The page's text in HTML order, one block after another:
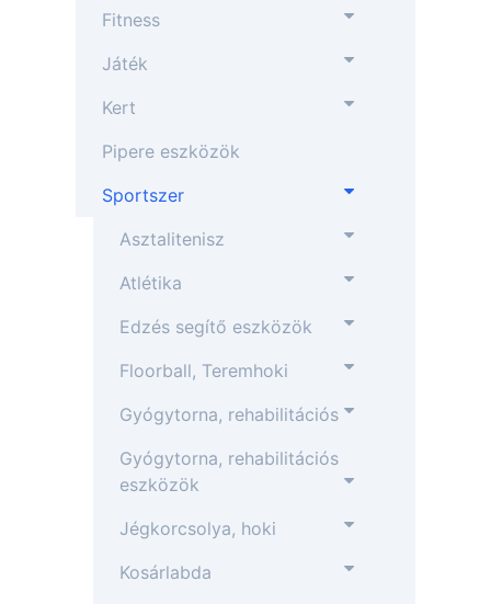
Fitness
Játék
Kert
Pipere eszközök
Sportszer
Asztalitenisz
Atlétika
Edzés segítő eszközök
Floorball, Teremhoki
Gyógytorna, rehabilitációs
Gyógytorna, rehabilitációs
eszközök
Jégkorcsolya, hoki
Kosárlabda